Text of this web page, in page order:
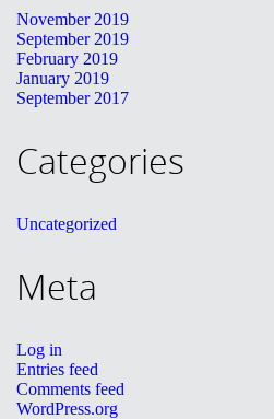
November 2019
September 2019
February 2019
January 2019
September 2017
Categories
Uncategorized
Meta
Log in
Entries feed
Comments feed
WordPress.org